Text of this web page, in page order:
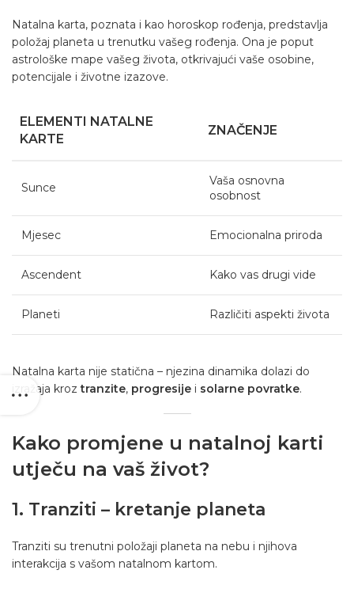
Natalna karta, poznata i kao horoskop rođenja, predstavlja
položaj planeta u trenutku vašeg rođenja. Ona je poput
astrološke mape vašeg života, otkrivajući vaše osobine,
potencijale i životne izazove.
ELEMENTI NATALNE
KARTE
ZNAČENJE
Sunce
Vaša osnovna
osobnost
Mjesec Emocionalna priroda
Ascendent Kako vas drugi vide
Planeti Različiti aspekti života
Natalna karta nije statična – njezina dinamika dolazi do
izražaja kroztranzite, progresije i solarne povratke.
Kako promjene u natalnoj karti
utječu na vaš život?
1. Tranziti – kretanje planeta
Tranziti su trenutni položaji planeta na nebu i njihova
interakcija s vašom natalnom kartom.